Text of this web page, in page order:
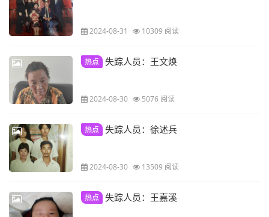
2024-08-31 10309 阅读
热点 失踪人员：王文焕
2024-08-30 5076 阅读
热点 失踪人员：徐述兵
2024-08-30 13509 阅读
热点 失踪人员：王嘉溪